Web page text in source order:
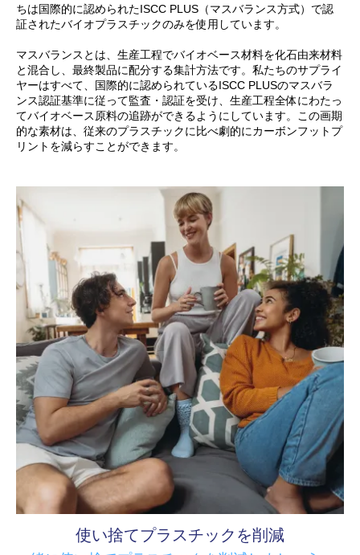
ちは国際的に認められたISCC PLUS（マスバランス方式）で認
証されたバイオプラスチックのみを使用しています。
マスバランスとは、生産工程でバイオベース材料を化石由来材料
と混合し、最終製品に配分する集計方法です。私たちのサプライ
ヤーはすべて、国際的に認められているISCC PLUSのマスバラ
ンス認証基準に従って監査・認証を受け、生産工程全体にわたっ
てバイオベース原料の追跡ができるようにしています。この画期
的な素材は、従来のプラスチックに比べ劇的にカーボンフットプ
リントを減らすことができます。
使い捨てプラスチックを削減